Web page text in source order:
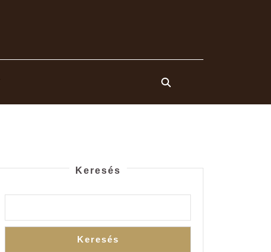
Keresés
Keresés